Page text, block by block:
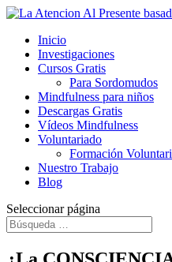
Inicio
Investigaciones
Cursos Gratis
Para Sordomudos
Mindfulness para niños
Descargas Gratis
Vídeos Mindfulness
Voluntariado
Formación
Nuestro Trabajo
Blog
Seleccionar página